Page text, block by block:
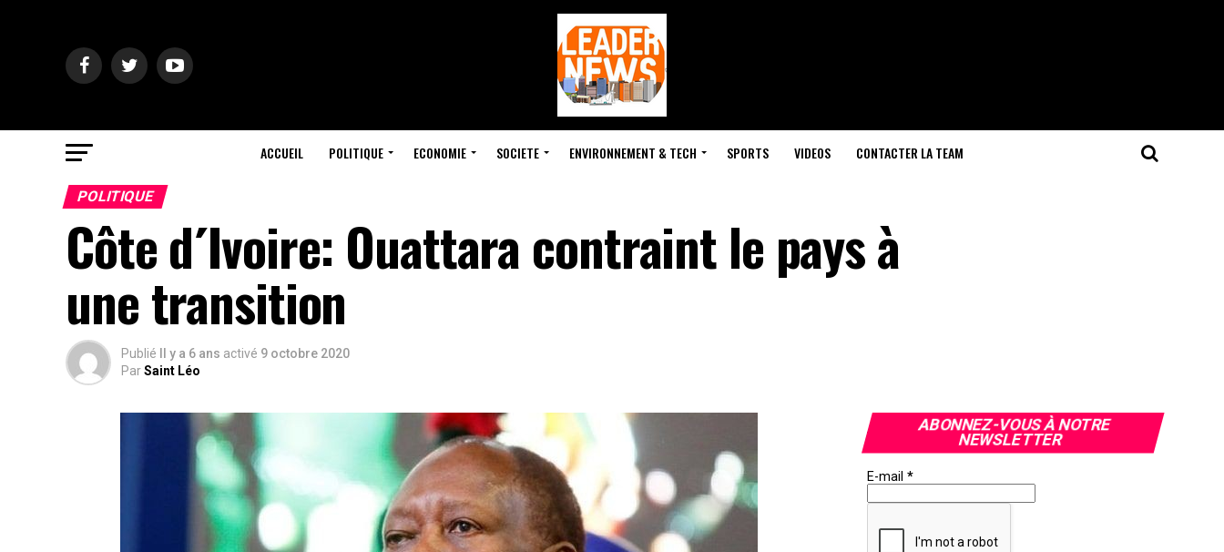
ACCUEIL POLITIQUE ECONOMIE SOCIETE ENVIRONNEMENT & TECH SPORTS VIDEOS CONTACTER LA TEAM
POLITIQUE
Côte d´Ivoire: Ouattara contraint le pays à
une transition
Publié Il y a 6 ans activé 9 octobre 2020
ParSaint Léo
ABONNEZ-VOUS À NOTRE
NEWSLETTER
E-mail *